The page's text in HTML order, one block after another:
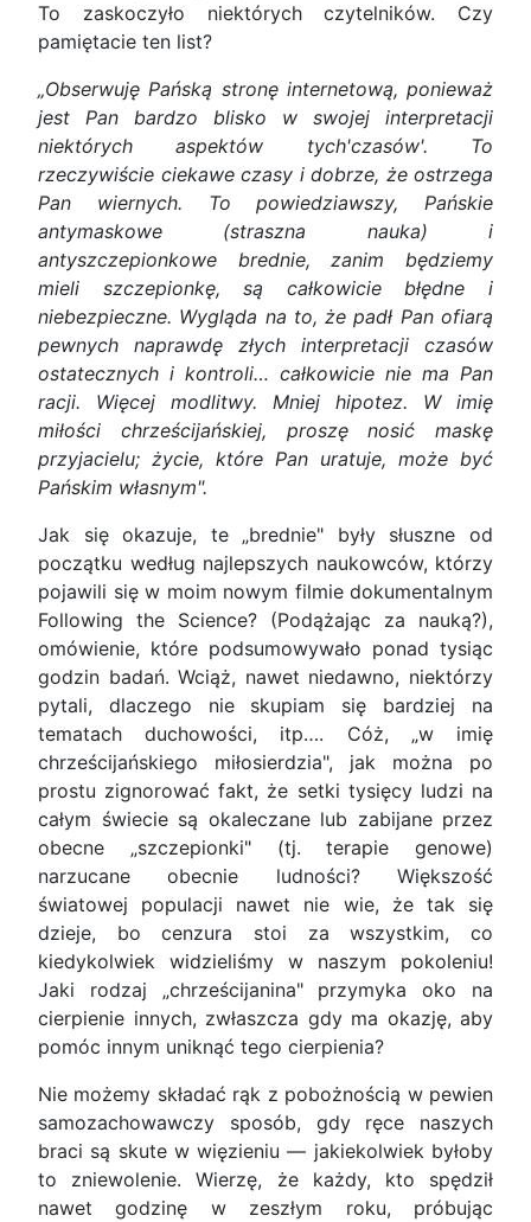
To zaskoczyło niektórych czytelników. Czy
pamiętacie ten list?
„Obserwuję Pańską stronę internetową, ponieważ
jest Pan bardzo blisko w swojej interpretacji
niektórych aspektów tych'czasów'. To
rzeczywiście ciekawe czasy i dobrze, że ostrzega
Pan wiernych. To powiedziawszy, Pańskie
antymaskowe (straszna nauka) i
antyszczepionkowe brednie, zanim będziemy
mieli szczepionkę, są całkowicie błędne i
niebezpieczne. Wygląda na to, że padł Pan ofiarą
pewnych naprawdę złych interpretacji czasów
ostatecznych i kontroli… całkowicie nie ma Pan
racji. Więcej modlitwy. Mniej hipotez. W imię
miłości chrześcijańskiej, proszę nosić maskę
przyjacielu; życie, które Pan uratuje, może być
Pańskim własnym".
Jak się okazuje, te „brednie" były słuszne od
początku według najlepszych naukowców, którzy
pojawili się w moim nowym filmie dokumentalnym
Following the Science? (Podążając za nauką?),
omówienie, które podsumowywało ponad tysiąc
godzin badań. Wciąż, nawet niedawno, niektórzy
pytali, dlaczego nie skupiam się bardziej na
tematach duchowości, itp…. Cóż, „w imię
chrześcijańskiego miłosierdzia", jak można po
prostu zignorować fakt, że setki tysięcy ludzi na
całym świecie są okaleczane lub zabijane przez
obecne „szczepionki" (tj. terapie genowe)
narzucane obecnie ludności? Większość
światowej populacji nawet nie wie, że tak się
dzieje, bo cenzura stoi za wszystkim, co
kiedykolwiek widzieliśmy w naszym pokoleniu!
Jaki rodzaj „chrześcijanina" przymyka oko na
cierpienie innych, zwłaszcza gdy ma okazję, aby
pomóc innym uniknąć tego cierpienia?
Nie możemy składać rąk z pobożnością w pewien
samozachowawczy sposób, gdy ręce naszych
braci są skute w więzieniu — jakiekolwiek byłoby
to zniewolenie. Wierzę, że każdy, kto spędził
nawet godzinę w zeszłym roku, próbując